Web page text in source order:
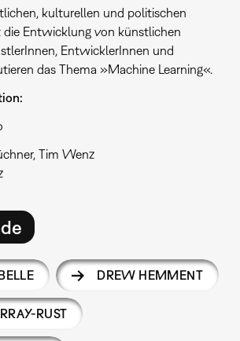
kulturellen und politischen
Entwicklung von künstlichen
EntwicklerInnen und
das Thema »Machine Learning«.
Tim Wenz
DREW HEMMENT
RUST